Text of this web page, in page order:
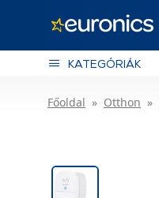
KATEGÓRIÁK
Főoldal Otthon